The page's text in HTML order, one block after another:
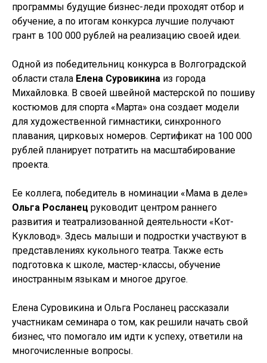
программы будущие бизнес-леди проходят отбор и
обучение, а по итогам конкурса лучшие получают
грант в 100 000 рублей на реализацию своей идеи.
Одной из победительниц конкурса в Волгоградской
области стала Елена Суровикина из города
Михайловка. В своей швейной мастерской по пошиву
костюмов для спорта «Марта» она создает модели
для художественной гимнастики, синхронного
плавания, цирковых номеров. Сертификат на 100 000
рублей планирует потратить на масштабирование
проекта.
Ее коллега, победитель в номинации «Мама в деле»
Ольга Росланец руководит центром раннего
развития и театрализованной деятельности «Кот-
Кукловод». Здесь малыши и подростки участвуют в
представлениях кукольного театра. Также есть
подготовка к школе, мастер-классы, обучение
иностранным языкам и многое другое.
Елена Суровикина и Ольга Росланец рассказали
участникам семинара о том, как решили начать свой
бизнес, что помогало им идти к успеху, ответили на
многочисленные вопросы.